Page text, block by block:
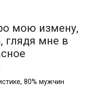
мою измену,
глядя мне в
80% мужчин